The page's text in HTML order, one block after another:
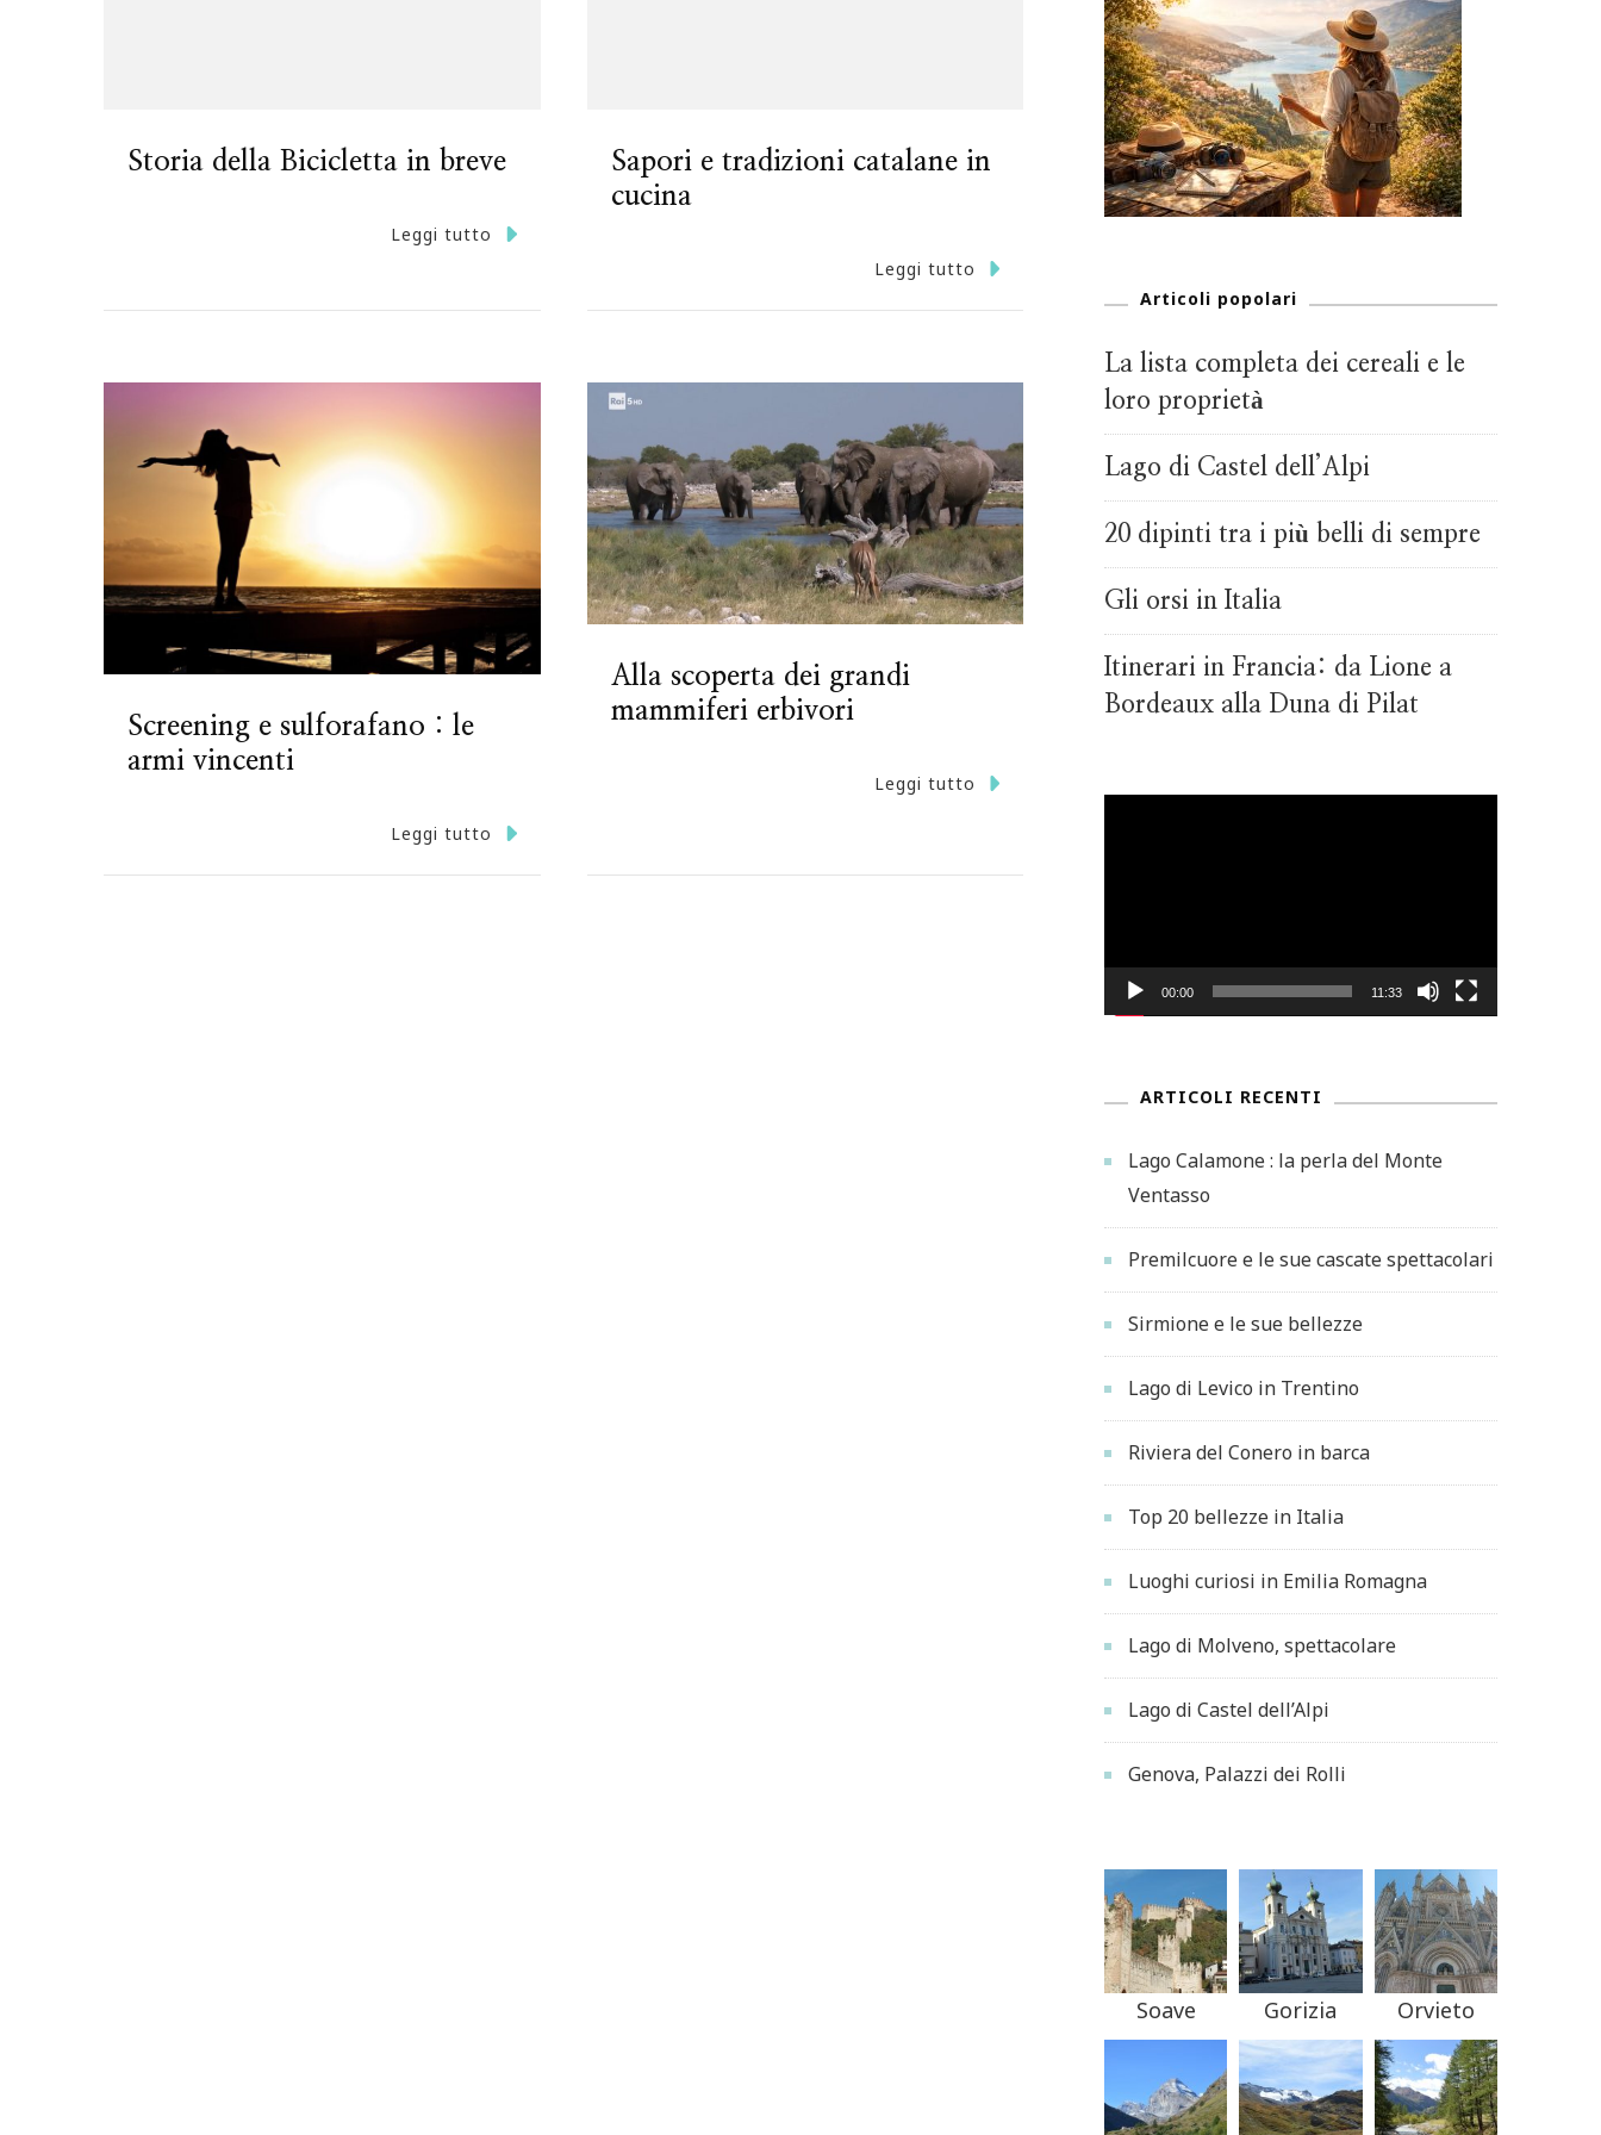
Storia della Bicicletta in breve
Leggi tutto
Sapori e tradizioni catalane in
cucina
Leggi tutto
Screening e sulforafano : le
armi vincenti
Leggi tutto
Alla scoperta dei grandi
mammiferi erbivori
Leggi tutto
Articoli popolari
La lista completa dei cereali e le
loro proprietà
Lago di Castel dell’Alpi
20 dipinti tra i più belli di sempre
Gli orsi in Italia
Itinerari in Francia: da Lione a
Bordeaux alla Duna di Pilat
00:00 11:33
ARTICOLI RECENTI
Lago Calamone : la perla del Monte
Ventasso
Premilcuore e le sue cascate spettacolari
Sirmione e le sue bellezze
Lago di Levico in Trentino
Riviera del Conero in barca
Top 20 bellezze in Italia
Luoghi curiosi in Emilia Romagna
Lago di Molveno, spettacolare
Lago di Castel dell’Alpi
Genova, Palazzi dei Rolli
Soave Gorizia Orvieto